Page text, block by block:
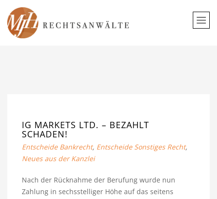
IG MARKETS LTD. – BEZAHLT
SCHADEN!
Entscheide Bankrecht, Entscheide Sonstiges Recht,
Neues aus der Kanzlei
Nach der Rücknahme der Berufung wurde nun
Zahlung in sechsstelliger Höhe auf das seitens